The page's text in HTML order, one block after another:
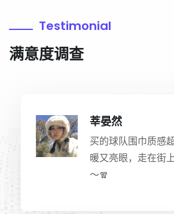
Testimonial
满意度调查
莘晏然
买的球队围巾质感
暖又亮眼，走在街
～🧣